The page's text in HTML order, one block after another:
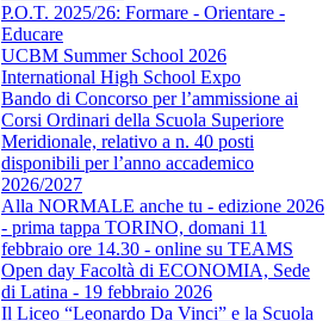
P.O.T. 2025/26: Formare - Orientare -
Educare
UCBM Summer School 2026
International High School Expo
Bando di Concorso per l’ammissione ai
Corsi Ordinari della Scuola Superiore
Meridionale, relativo a n. 40 posti
disponibili per l’anno accademico
2026/2027
Alla NORMALE anche tu - edizione 2026
- prima tappa TORINO, domani 11
febbraio ore 14.30 - online su TEAMS
Open day Facoltà di ECONOMIA, Sede
di Latina - 19 febbraio 2026
Il Liceo “Leonardo Da Vinci” e la Scuola